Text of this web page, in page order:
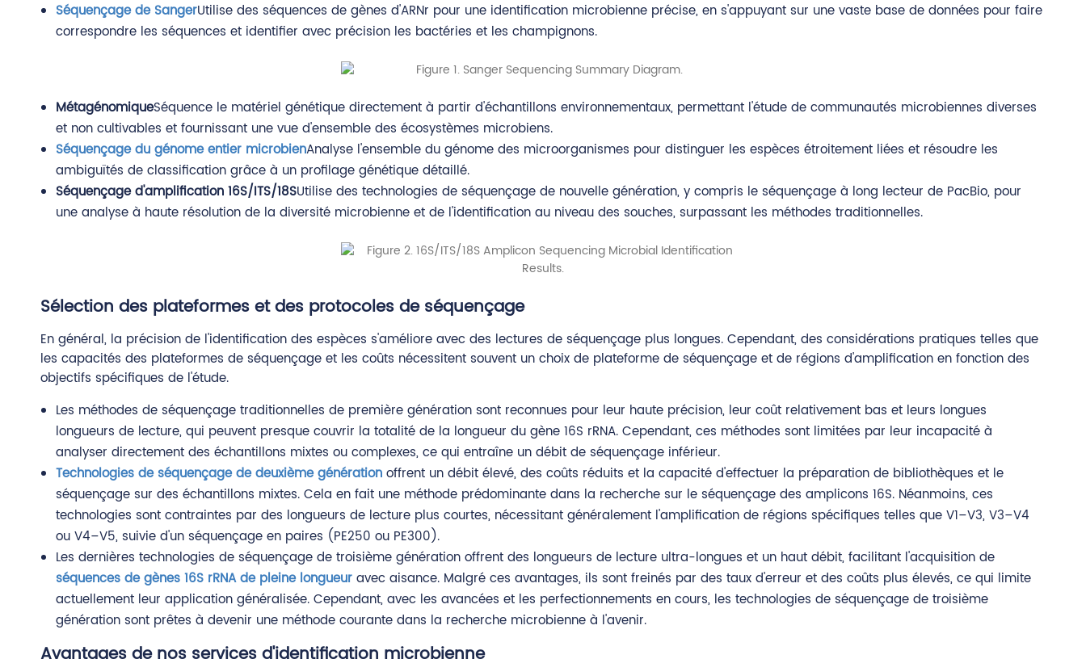
Séquençage de SangerUtilise des séquences de gènes d'ARNr pour une identification microbienne précise, en s'appuyant sur une vaste base de données pour faire
correspondre les séquences et identifier avec précision les bactéries et les champignons.
MétagénomiqueSéquence le matériel génétique directement à partir d'échantillons environnementaux, permettant l'étude de communautés microbiennes diverses
et non cultivables et fournissant une vue d'ensemble des écosystèmes microbiens.
Séquençage du génome entier microbienAnalyse l'ensemble du génome des microorganismes pour distinguer les espèces étroitement liées et résoudre les
ambiguïtés de classification grâce à un profilage génétique détaillé.
Séquençage d'amplification 16S/ITS/18SUtilise des technologies de séquençage de nouvelle génération, y compris le séquençage à long lecteur de PacBio, pour
une analyse à haute résolution de la diversité microbienne et de l'identification au niveau des souches, surpassant les méthodes traditionnelles.
Sélection des plateformes et des protocoles de séquençage
En général, la précision de l'identification des espèces s'améliore avec des lectures de séquençage plus longues. Cependant, des considérations pratiques telles que
les capacités des plateformes de séquençage et les coûts nécessitent souvent un choix de plateforme de séquençage et de régions d'amplification en fonction des
objectifs spécifiques de l'étude.
Les méthodes de séquençage traditionnelles de première génération sont reconnues pour leur haute précision, leur coût relativement bas et leurs longues
longueurs de lecture, qui peuvent presque couvrir la totalité de la longueur du gène 16S rRNA. Cependant, ces méthodes sont limitées par leur incapacité à
analyser directement des échantillons mixtes ou complexes, ce qui entraîne un débit de séquençage inférieur.
Technologies de séquençage de deuxième génération offrent un débit élevé, des coûts réduits et la capacité d'effectuer la préparation de bibliothèques et le
séquençage sur des échantillons mixtes. Cela en fait une méthode prédominante dans la recherche sur le séquençage des amplicons 16S. Néanmoins, ces
technologies sont contraintes par des longueurs de lecture plus courtes, nécessitant généralement l'amplification de régions spécifiques telles que V1–V3, V3–V4
ou V4–V5, suivie d'un séquençage en paires (PE250 ou PE300).
Les dernières technologies de séquençage de troisième génération offrent des longueurs de lecture ultra-longues et un haut débit, facilitant l'acquisition de
séquences de gènes 16S rRNA de pleine longueur avec aisance. Malgré ces avantages, ils sont freinés par des taux d'erreur et des coûts plus élevés, ce qui limite
actuellement leur application généralisée. Cependant, avec les avancées et les perfectionnements en cours, les technologies de séquençage de troisième
génération sont prêtes à devenir une méthode courante dans la recherche microbienne à l'avenir.